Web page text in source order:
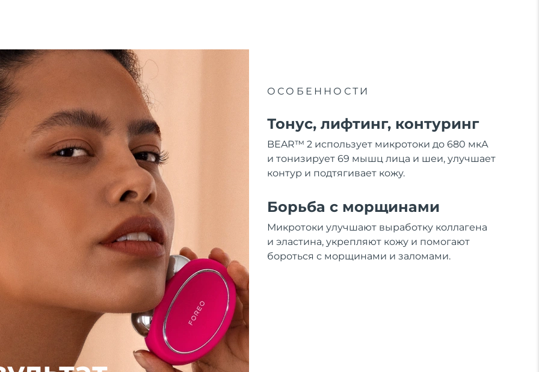
ОСОБЕННОСТИ
Тонус, лифтинг, контуринг
BEAR™ 2 использует микротоки до 680 мкА
и тонизирует 69 мышц лица и шеи, улучшает
контур и подтягивает кожу.
Борьба с морщинами
Микротоки улучшают выработку коллагена
и эластина, укрепляют кожу и помогают
бороться с морщинами и заломами.